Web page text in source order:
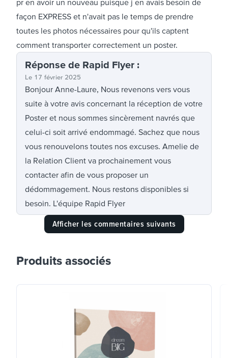
pr en avoir un nouveau puisque j en avais besoin de
façon EXPRESS et n'avait pas le temps de prendre
toutes les photos nécessaires pour qu'ils captent
comment transporter correctement un poster.
Réponse de Rapid Flyer :
Le 17 février 2025
Bonjour Anne-Laure, Nous revenons vers vous
suite à votre avis concernant la réception de votre
Poster et nous sommes sincèrement navrés que
celui-ci soit arrivé endommagé. Sachez que nous
vous renouvelons toutes nos excuses. Amelie de
la Relation Client va prochainement vous
contacter afin de vous proposer un
dédommagement. Nous restons disponibles si
besoin. L'équipe Rapid Flyer
Afficher les commentaires suivants
Produits associés